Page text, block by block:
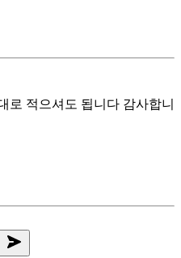
로 적으셔도 됩니다 감사합니